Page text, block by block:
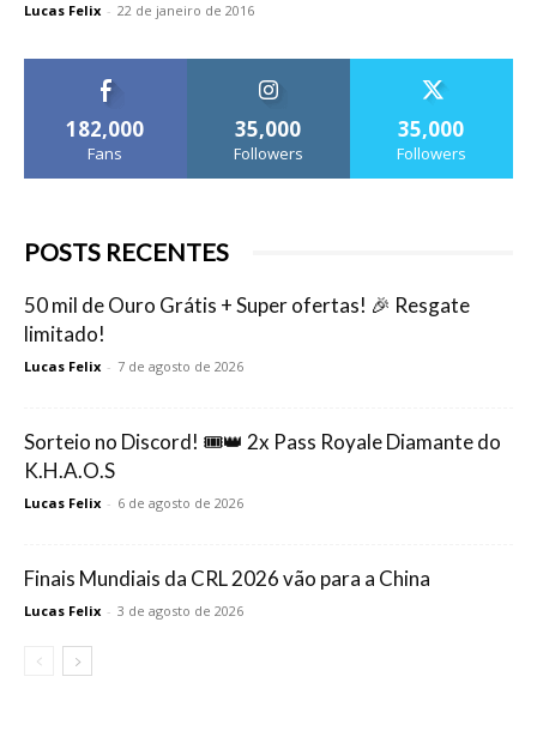
Lucas Felix - 22 de janeiro de 2016
182,000
Fans
35,000
Followers
35,000
Followers
POSTS RECENTES
50 mil de Ouro Grátis + Super ofertas! 🎉 Resgate
limitado!
Lucas Felix - 7 de agosto de 2026
Sorteio no Discord! 🎟️👑 2x Pass Royale Diamante do
K.H.A.O.S
Lucas Felix - 6 de agosto de 2026
Finais Mundiais da CRL 2026 vão para a China
Lucas Felix - 3 de agosto de 2026